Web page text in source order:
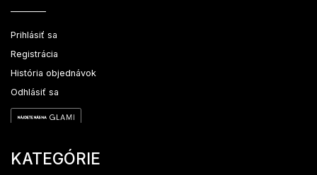
Prihlásiť sa
Registrácia
História objednávok
Odhlásiť sa
KATEGÓRIE